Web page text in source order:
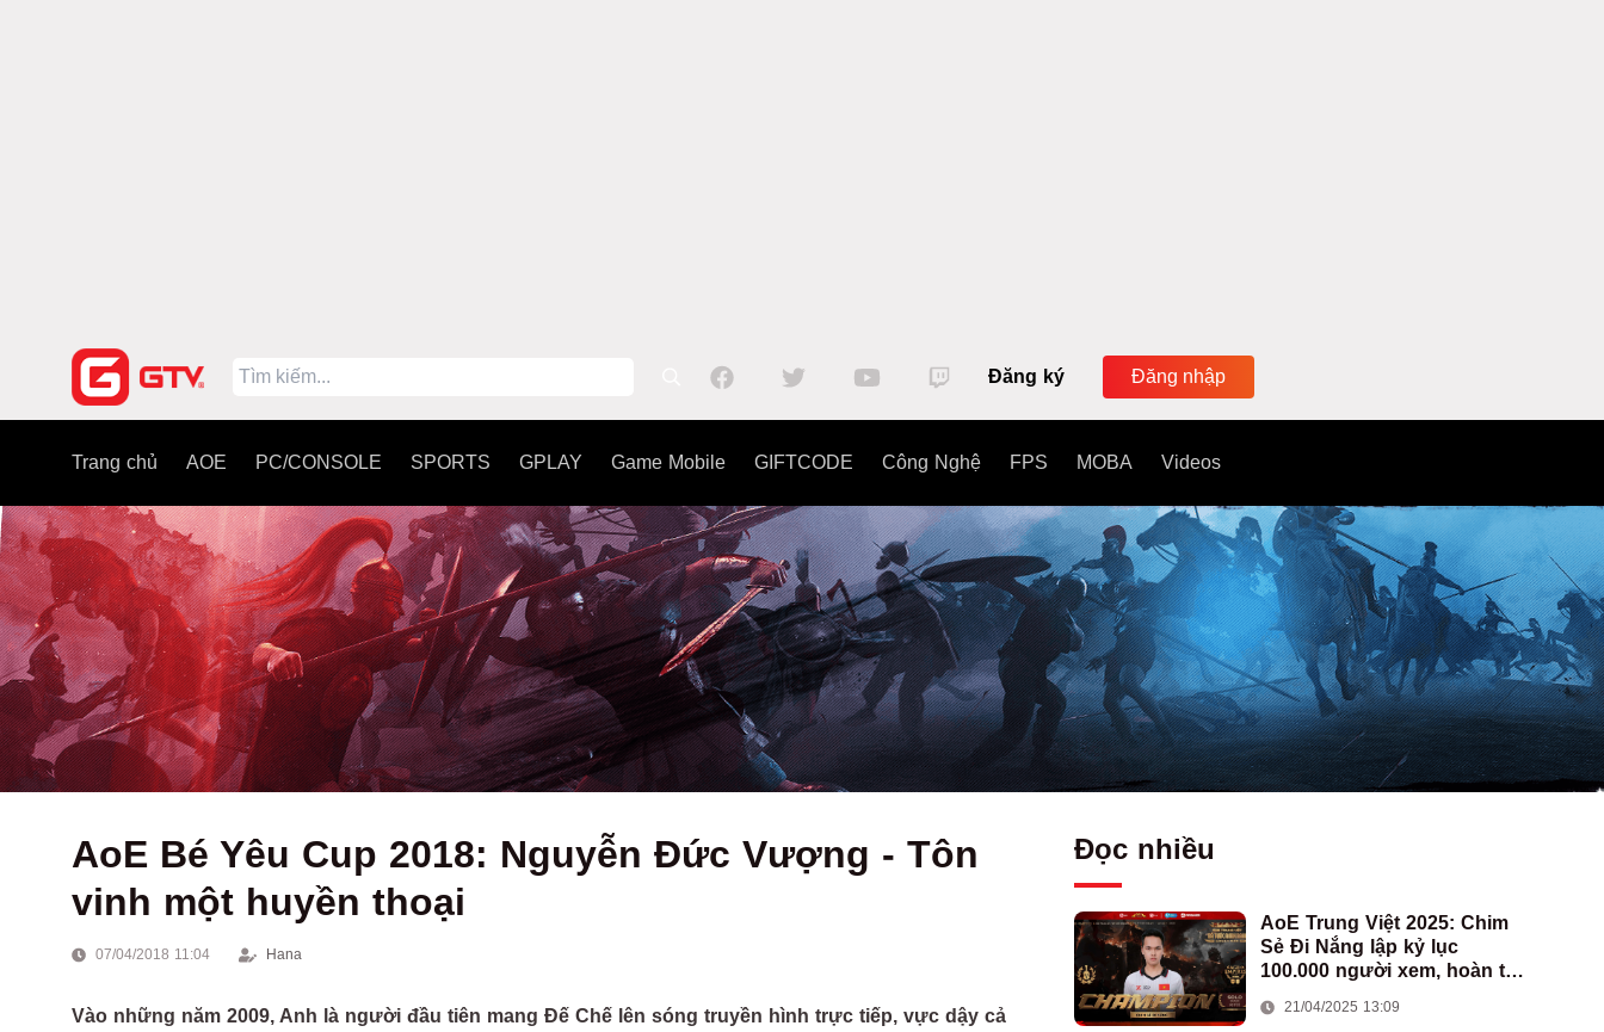
Đăng ký Đăng nhập
Trang chủ AOE PC/CONSOLE SPORTS GPLAY Game Mobile GIFTCODE Công Nghệ FPS MOBA Videos
AoE Bé Yêu Cup 2018: Nguyễn Đức Vượng - Tôn
vinh một huyền thoại
07/04/2018 11:04 Hana
Vào những năm 2009, Anh là người đầu tiên mang Đế Chế lên sóng truyền hình trực tiếp, vực dậy cả
Đọc nhiều
AoE Trung Việt 2025: Chim
Sẻ Đi Nắng lập kỷ lục
100.000 người xem, hoàn tất
Việt Nam
21/04/2025 13:09